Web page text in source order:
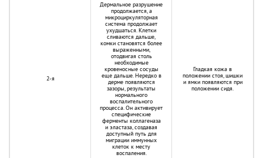
2-я
Дермальное разрушение
продолжается, а
микроциркуляторная
система продолжает
ухудшаться. Клетки
сливаются дальше,
комки становятся более
выраженными,
отодвигая столь
необходимые
кровеносные сосуды
еще дальше. Нередко в
дерме появляются
зазоры, результаты
нормального
воспалительного
процесса. Он активирует
специфические
ферменты коллагеназа
и эластаза, создавая
доступный путь для
миграции иммунных
клеток к месту
воспаления.
Гладкая кожа в
положении стоя, шишки
и ямки появляются при
положении сидя.